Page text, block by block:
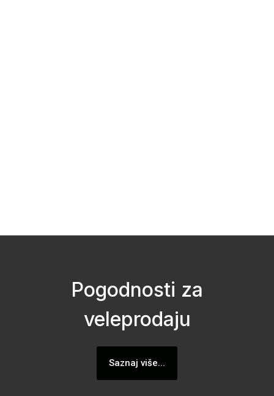
Pogodnosti za
veleprodaju
Saznaj više...